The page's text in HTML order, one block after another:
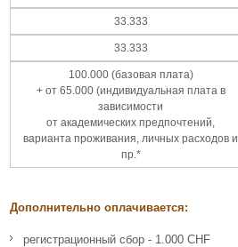
33.333
33.333
100.000 (базовая плата)
+ от 65.000 (индивидуальная плата в
зависимости
от академических предпочтений,
варианта проживания, личных расходов и
пр.*
Дополнительно оплачивается:
регистрационный сбор - 1.000 CHF